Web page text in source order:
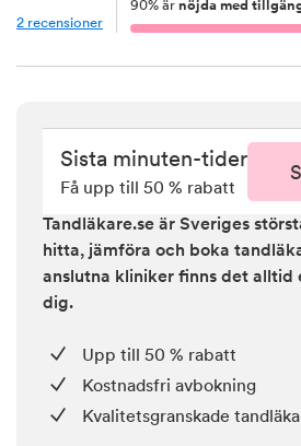
2 recensioner
90% är nöjda med
Sista minuten i Sala -
rabatt
Tandläkare.se är Sveriges
hitta, jämföra och boka
anslutna kliniker finns det alltid
dig.
Upp till 50 % rabatt
Kostnadsfri avbokning
Kvalitetsgranskade
Sista minuten-tider
Få upp till 50 % rabatt